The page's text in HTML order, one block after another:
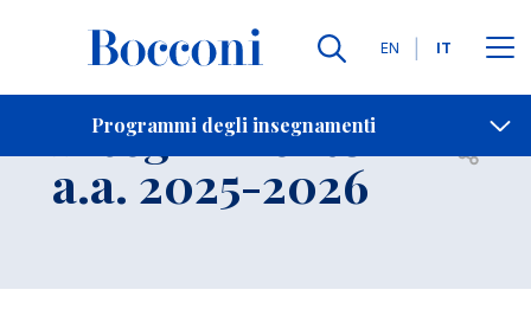
Lingue
EN IT
Programmi degli insegnamenti
Contatti
Insegnamento
a.a. 2025-2026 Open